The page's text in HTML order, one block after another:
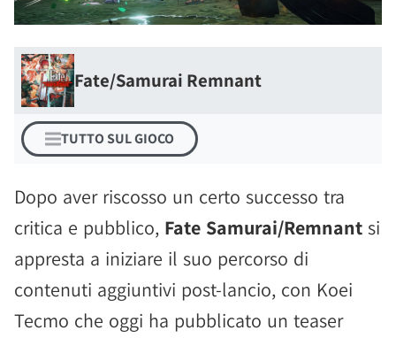
Fate/Samurai Remnant
TUTTO SUL GIOCO
Dopo aver riscosso un certo successo tra
critica e pubblico, Fate Samurai/Remnant si
appresta a iniziare il suo percorso di
contenuti aggiuntivi post-lancio, con Koei
Tecmo che oggi ha pubblicato un teaser